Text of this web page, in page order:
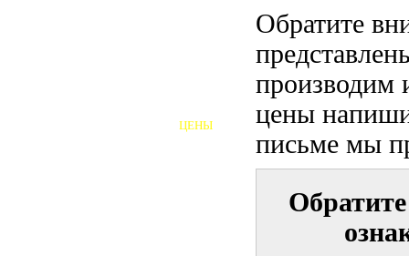
Обратите
производим
цены
письме мы
ЦЕНЫ